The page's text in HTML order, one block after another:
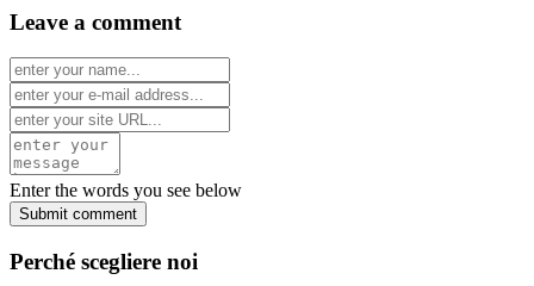
Leave a comment
Enter the words you see below
Perché scegliere noi